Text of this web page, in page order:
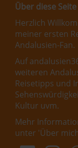
Über diese Seite
Herzlich
meiner ersten
Andalusien-Fan.
Auf
weiteren
Reisetipps und
Kultur uvm.
Mehr
unter 'Über